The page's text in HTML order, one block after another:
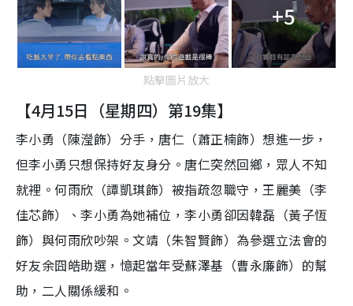
+5
點擊圖片放大
【4月15日（星期四）第19集】
李小勇（陳瀅飾）分手，唐仁（蕭正楠飾）想進一步，
但李小勇只想保持好友身分。唐仁突然回鄉，眾人不知
就裡。何雨欣（譚凱琪飾）被指疏忽職守，王麗美（李
佳芯飾）、李小勇為她補位，李小勇卻因韓磊（黃子恆
飾）與何雨欣吵架。文靖（朱智賢飾）為參選立法會的
好友余囧皓助選，憶起當年受蘇澤基（曹永廉飾）的幫
助，二人關係緩和。